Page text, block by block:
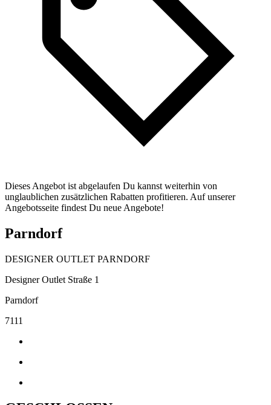
Dieses Angebot ist abgelaufen Du kannst weiterhin von
unglaublichen zusätzlichen Rabatten profitieren. Auf unserer
Angebotsseite findest Du neue Angebote!
Parndorf
DESIGNER OUTLET PARNDORF
Designer Outlet Straße 1
Parndorf
7111